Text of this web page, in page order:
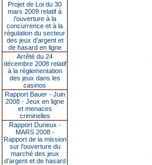
Projet de Loi du 30
mars 2009 relatif à
l’ouverture à la
concurrence et à la
régulation du secteur
des jeux d’argent et
de hasard en ligne
Arrêté du 24
décembre 2008 relatif
à la réglementation
des jeux dans les
casinos
Rapport Bauer - Juin
2008 - Jeux en ligne
et menaces
criminelles
Rapport Durieux -
MARS 2008 -
Rapport de la mission
sur l’ouverture du
marché des jeux
d’argent et de hasard